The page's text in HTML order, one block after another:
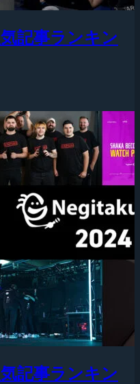
記事ランキン
記事ランキン